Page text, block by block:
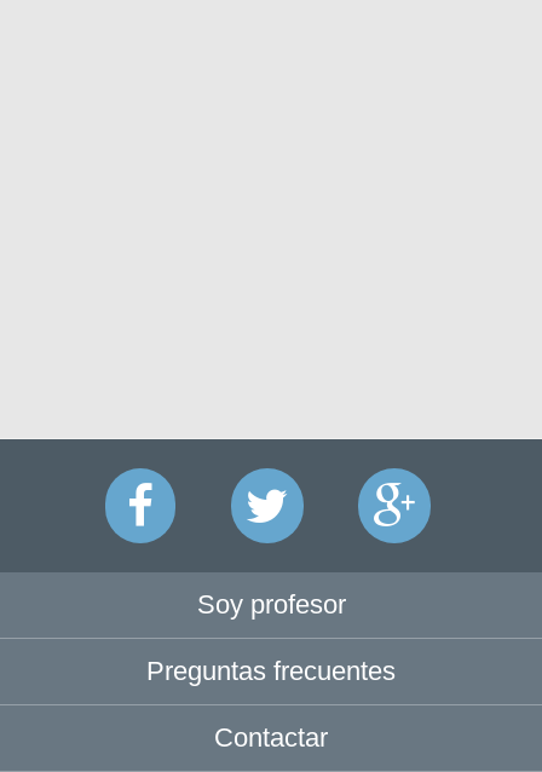
Soy profesor
Preguntas frecuentes
Contactar